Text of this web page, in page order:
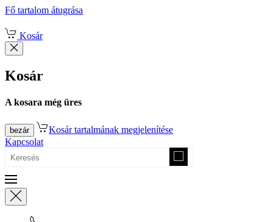
Fő tartalom átugrása
Kosár
Kosár
A kosara még üres
bezár
Kosár tartalmának megjelenítése
Kapcsolat